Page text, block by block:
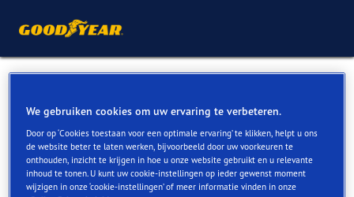
We gebruiken cookies om uw ervaring te verbeteren.
Door op ‘Cookies toestaan voor een optimale ervaring’ te klikken, helpt u ons
de website beter te laten werken, bijvoorbeeld door uw voorkeuren te
onthouden, inzicht te krijgen in hoe u onze website gebruikt en u relevante
inhoud te tonen. U kunt uw cookie-instellingen op ieder gewenst moment
wijzigen in onze ‘cookie-instellingen’ of meer informatie vinden in onze